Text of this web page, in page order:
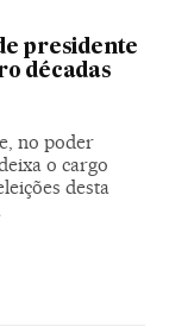
presidente
décadas
no poder
o cargo
desta